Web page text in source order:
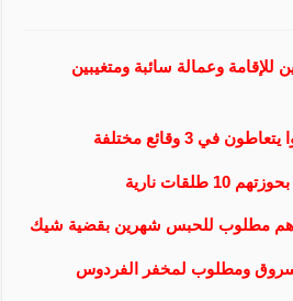
للإقامة وعمالة سائبة ومتغيبين
ومطلوب لمخفر الفردوس